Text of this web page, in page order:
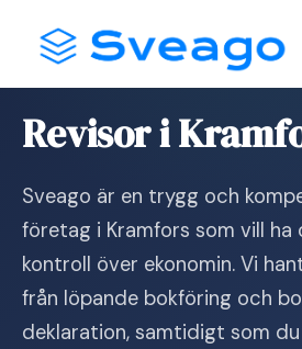
content
Revisor i
Sveago är en trygg och
företag i Kramfors som vill ha
kontroll över ekonomin. Vi
från löpande bokföring och
deklaration, samtidigt som